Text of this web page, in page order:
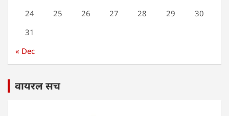
24
25 26 27 28 29
30
31
« Dec
वायरल सच